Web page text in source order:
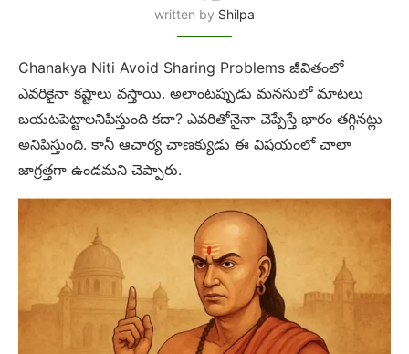
written by Shilpa
Chanakya Niti Avoid Sharing Problems జీవితంలో
ఎవరికైనా కష్టాలు వస్తాయి. అలాంటప్పుడు మనసులో మాటలు
బయటపెట్టాలనిపిస్తుంది కదా? ఎవరితోనైనా చెప్పేస్తే భారం తగ్గినట్లు
అనిపిస్తుంది. కానీ ఆచార్య చాణక్యుడు ఈ విషయంలో చాలా
జాగ్రత్తగా ఉండమని చెప్పారు.